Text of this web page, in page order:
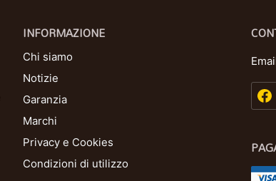
INFORMAZIONE
Chi siamo
Notizie
Garanzia
Marchi
Privacy e Cookies
Condizioni di utilizzo